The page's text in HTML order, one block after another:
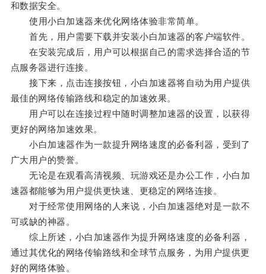
和数据安全。
使用小白加速器来优化网络体验非常简单。
首先，用户需要下载并安装小白加速器的客户端软件。
在安装完成后，用户可以根据自己的需求选择合适的节
点服务器进行连接。
接下来，点击连接按钮，小白加速器将自动为用户提供
最佳的网络传输路线和稳定的加速效果。
用户可以在连接过程中随时调整加速器的设置，以获得
更好的网络加速效果。
小白加速器作为一款提升网络速度的必备利器，受到了
广大用户的赞誉。
无论是在观看高清视频、玩游戏还是办公工作，小白加
速器都能够为用户提供更快速、更稳定的网络连接。
对于经常使用网络的人来说，小白加速器绝对是一款不
可或缺的神器。
综上所述，小白加速器作为提升网络速度的必备利器，
通过其优化的网络传输路线和全球节点服务，为用户提供更
好的网络体验。